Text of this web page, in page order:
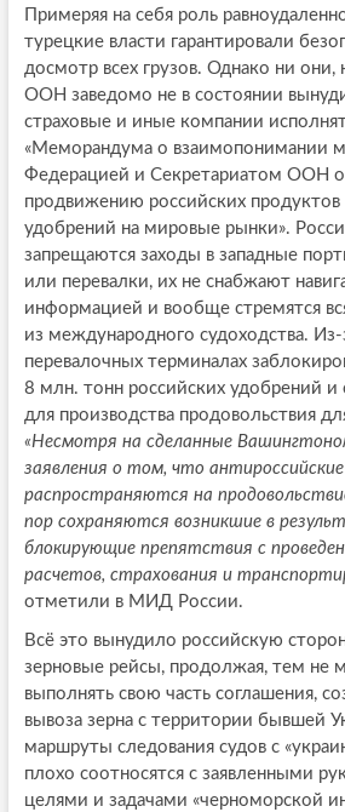
Примеряя на себя роль
турецкие власти гарантировали
досмотр всех грузов. Однако ни они,
ООН заведомо не в состоянии
страховые и иные компании
«Меморандума о взаимопонимании
Федерацией и Секретариатом ООН о
продвижению российских продуктов
удобрений на мировые рынки».
запрещаются заходы в западные
или перевалки, их не снабжают
информацией и вообще стремятся
из международного судоходства. Из-
перевалочных терминалах
8 млн. тонн российских удобрений и
для производства продовольствия
«Несмотря на сделанные
заявления о том, что антироссийские
распространяются на
пор сохраняются возникшие в
блокирующие препятствия с
расчетов, страхования и
отметили в МИД России.
Всё это вынудило российскую
зерновые рейсы, продолжая, тем не
выполнять свою часть соглашения,
вывоза зерна с территории бывшей
маршруты следования судов с
плохо соотносятся с заявленными
целями и задачами «черноморской